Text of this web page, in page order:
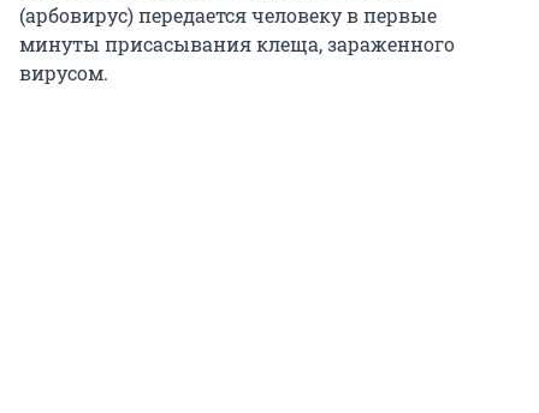
(арбовирус) передается человеку в первые
минуты присасывания клеща, зараженного
вирусом.